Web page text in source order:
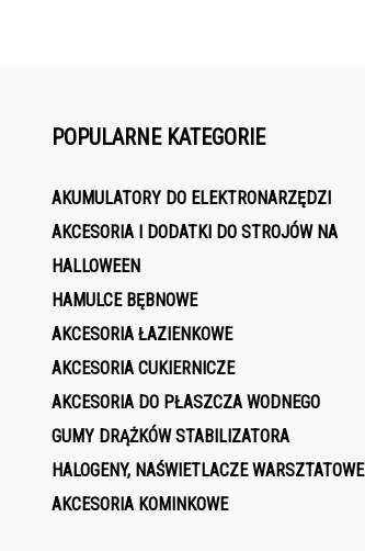
POPULARNE KATEGORIE
AKUMULATORY DO ELEKTRONARZĘDZI
AKCESORIA I DODATKI DO STROJÓW NA
HALLOWEEN
HAMULCE BĘBNOWE
AKCESORIA ŁAZIENKOWE
AKCESORIA CUKIERNICZE
AKCESORIA DO PŁASZCZA WODNEGO
GUMY DRĄŻKÓW STABILIZATORA
HALOGENY, NAŚWIETLACZE WARSZTATOWE
AKCESORIA KOMINKOWE